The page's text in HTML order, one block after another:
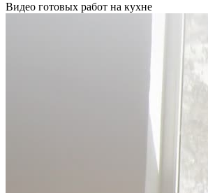
Видео готовых работ на кухне